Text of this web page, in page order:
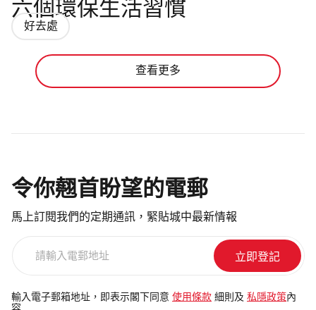
六個環保生活習慣
好去處
查看更多
令你翹首盼望的電郵
馬上訂閱我們的定期通訊，緊貼城中最新情報
電
輸入電子郵箱地址，即表示閣下同意 使用條款 細則及 私隱政策內